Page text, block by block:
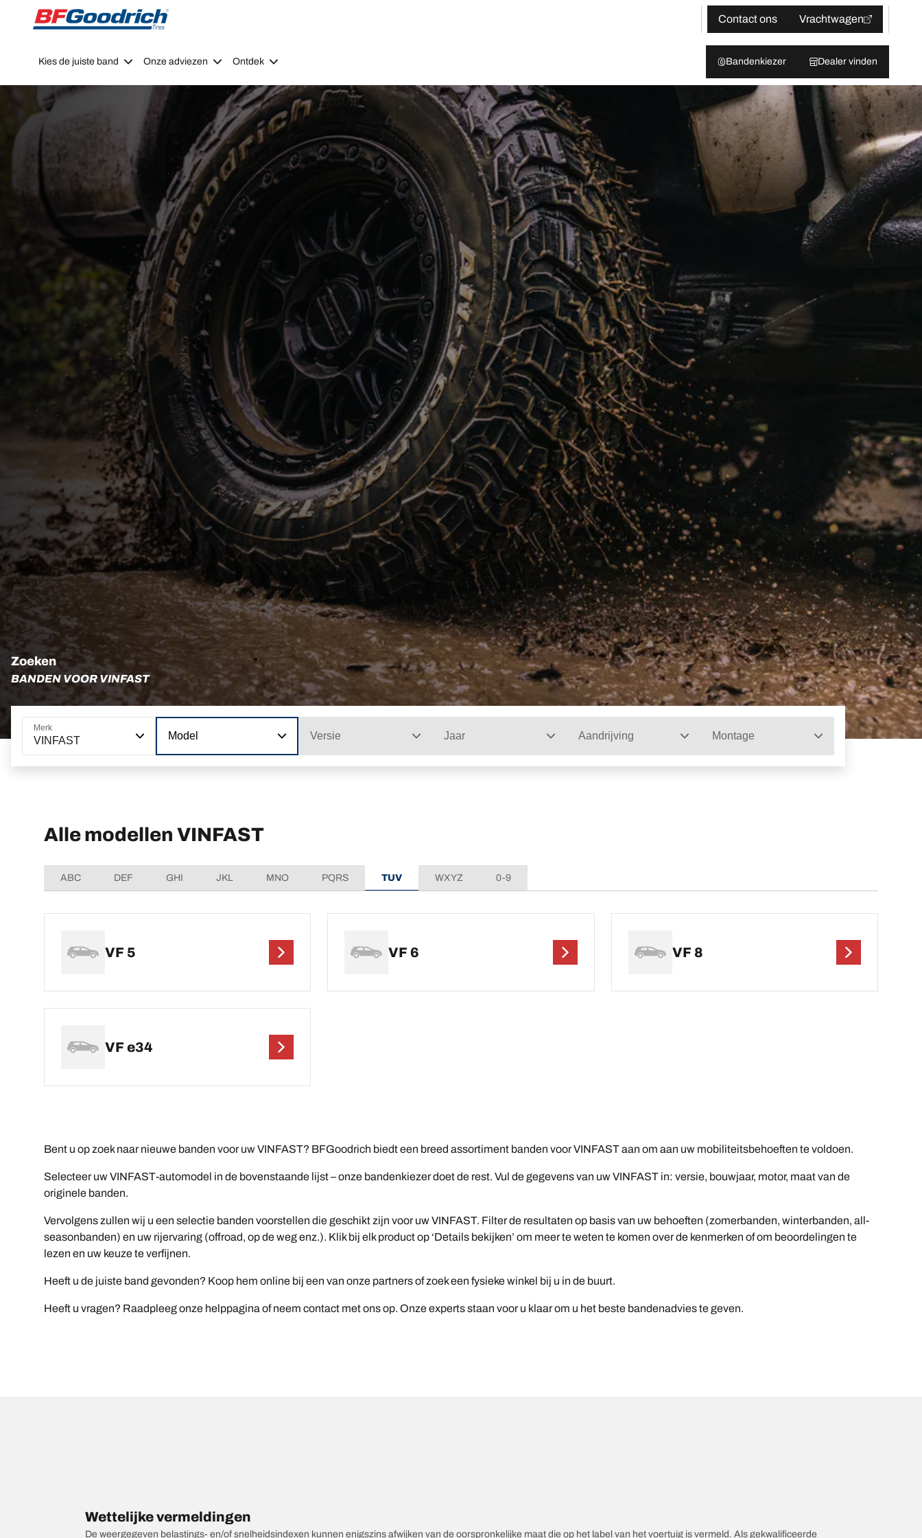
Go to page content
Go to page navigation
Contact ons
Vrachtwagen
Kies de juiste band Onze adviezen Ontdek Bandenkiezer Dealer vinden
Zoeken
BANDEN VOOR VINFAST
Merk
VINFAST Model Versie Jaar Aandrijving Montage
Alle modellen VINFAST
ABC DEF GHI JKL MNO PQRS TUV WXYZ 0-9
VF 5 VF 6 VF 8
VF e34
Bent u op zoek naar nieuwe banden voor uw VINFAST? BFGoodrich biedt een breed assortiment banden voor VINFAST aan om aan uw mobiliteitsbehoeften te voldoen.
Selecteer uw VINFAST-automodel in de bovenstaande lijst – onze bandenkiezer doet de rest. Vul de gegevens van uw VINFAST in: versie, bouwjaar, motor, maat van de
originele banden.
Vervolgens zullen wij u een selectie banden voorstellen die geschikt zijn voor uw VINFAST. Filter de resultaten op basis van uw behoeften (zomerbanden, winterbanden, all-
seasonbanden) en uw rijervaring (offroad, op de weg enz.). Klik bij elk product op ‘Details bekijken’ om meer te weten te komen over de kenmerken of om beoordelingen te
lezen en uw keuze te verfijnen.
Heeft u de juiste band gevonden? Koop hem online bij een van onze partners of zoek een fysieke winkel bij u in de buurt.
Heeft u vragen? Raadpleeg onze helppagina of neem contact met ons op. Onze experts staan voor u klaar om u het beste bandenadvies te geven.
Wettelijke vermeldingen
De weergegeven belastings- en/of snelheidsindexen kunnen enigszins afwijken van de oorspronkelijke maat die op het label van het voertuig is vermeld. Als gekwalificeerde